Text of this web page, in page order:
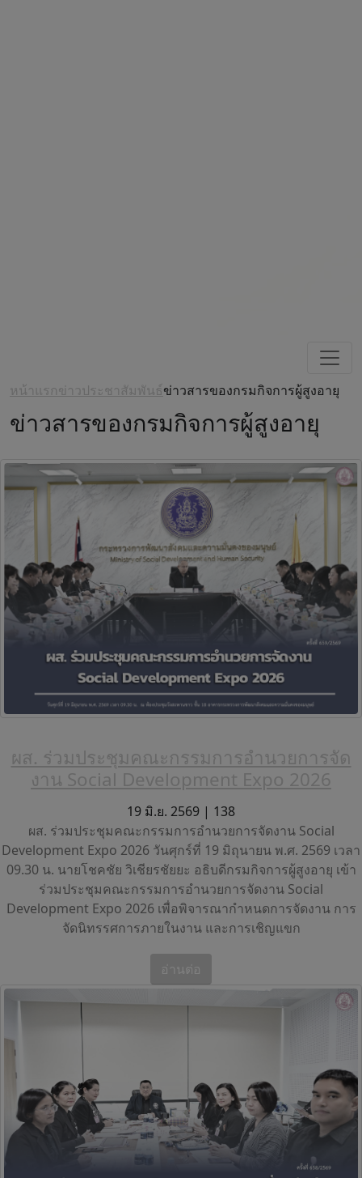
หน้าแรกข่าวประชาสัมพันธ์ข่าวสารของกรมกิจการผู้สูงอายุ
ข่าวสารของกรมกิจการผู้สูงอายุ
ผส. ร่วมประชุมคณะกรรมการอำนวยการจัด
งาน Social Development Expo 2026
19 มิ.ย. 2569 | 138
ผส. ร่วมประชุมคณะกรรมการอำนวยการจัดงาน Social
Development Expo 2026 วันศุกร์ที่ 19 มิถุนายน พ.ศ. 2569 เวลา
09.30 น. นายโชคชัย วิเชียรชัยยะ อธิบดีกรมกิจการผู้สูงอายุ เข้า
ร่วมประชุมคณะกรรมการอำนวยการจัดงาน Social
Development Expo 2026 เพื่อพิจารณากำหนดการจัดงาน การ
จัดนิทรรศการภายในงาน และการเชิญแขก
อ่านต่อ